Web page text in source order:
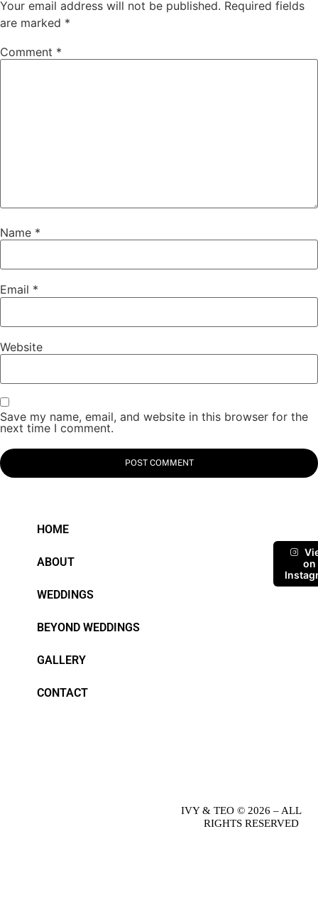
Your email address will not be published. Required fields
are marked *
Comment *
Name *
Email *
Website
Save my name, email, and website in this browser for the
next time I comment.
HOME
ABOUT
WEDDINGS
BEYOND WEDDINGS
GALLERY
CONTACT
on
IVY & TEO © 2026 – ALL
RIGHTS RESERVED